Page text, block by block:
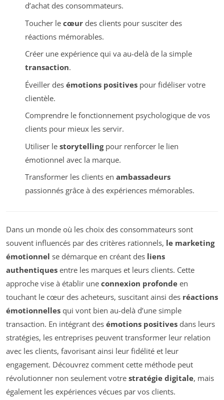
d’achat des consommateurs.
Toucher le cœurdes clients pour susciter des
réactions mémorables.
Créer une expérience qui va au-delà de la simple
transaction.
Éveiller des émotions positivespour fidéliser votre
clientèle.
Comprendre le fonctionnement psychologique de vos
clients pour mieux les servir.
Utiliser le storytellingpour renforcer le lien
émotionnel avec la marque.
Transformer les clients en ambassadeurs
passionnés grâce à des expériences mémorables.
Dans un monde où les choix des consommateurs sont
souvent influencés par des critères rationnels, le marketing
émotionnel se démarque en créant des liens
authentiques entre les marques et leurs clients. Cette
approche vise à établir une connexion profonde en
touchant le cœur des acheteurs, suscitant ainsi des réactions
émotionnelles qui vont bien au-delà d’une simple
transaction. En intégrant des émotions positives dans leurs
stratégies, les entreprises peuvent transformer leur relation
avec les clients, favorisant ainsi leur fidélité et leur
engagement. Découvrez comment cette méthode peut
révolutionner non seulement votre stratégie digitale, mais
également les expériences vécues par vos clients.